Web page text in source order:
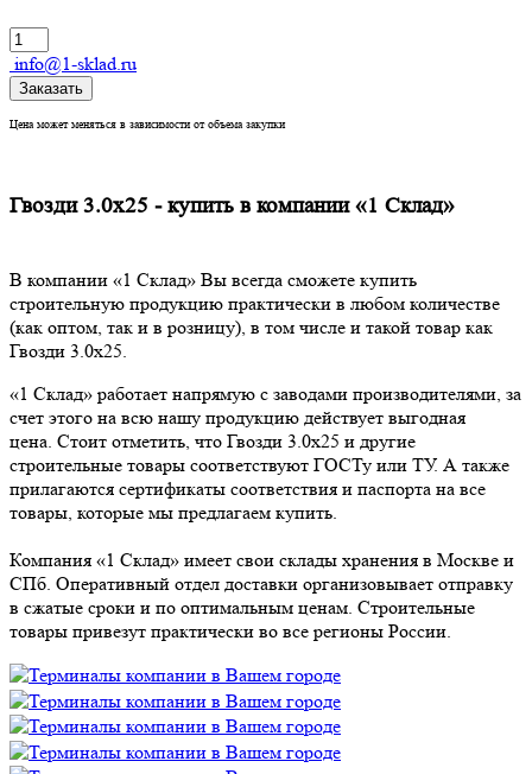
info@1-sklad.ru
Заказать
Цена может меняться в зависимости от объема закупки
Гвозди 3.0х25 - купить в компании «1 Склад»
В компании «1 Склад» Вы всегда сможете купить
строительную продукцию практически в любом количестве
(как оптом, так и в розницу), в том числе и такой товар как
Гвозди 3.0х25.
«1 Склад» работает напрямую с заводами производителями, за
счет этого на всю нашу продукцию действует выгодная
цена. Стоит отметить, что Гвозди 3.0х25 и другие
строительные товары соответствуют ГОСТу или ТУ. А также
прилагаются сертификаты соответствия и паспорта на все
товары, которые мы предлагаем купить.
Компания «1 Склад» имеет свои склады хранения в Москве и
СПб. Оперативный отдел доставки организовывает отправку
в сжатые сроки и по оптимальным ценам. Строительные
товары привезут практически во все регионы России.